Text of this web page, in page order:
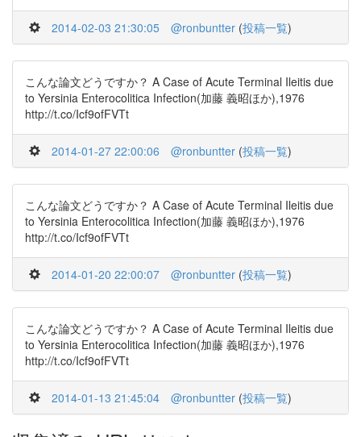
2014-02-03 21:30:05 @ronbuntter (投稿一覧)
こんな論文どうですか？ A Case of Acute Terminal Ileitis due
to Yersinia Enterocolitica Infection(加藤 義昭ほか),1976
http://t.co/Icf9ofFVTt
2014-01-27 22:00:06 @ronbuntter (投稿一覧)
こんな論文どうですか？ A Case of Acute Terminal Ileitis due
to Yersinia Enterocolitica Infection(加藤 義昭ほか),1976
http://t.co/Icf9ofFVTt
2014-01-20 22:00:07 @ronbuntter (投稿一覧)
こんな論文どうですか？ A Case of Acute Terminal Ileitis due
to Yersinia Enterocolitica Infection(加藤 義昭ほか),1976
http://t.co/Icf9ofFVTt
2014-01-13 21:45:04 @ronbuntter (投稿一覧)